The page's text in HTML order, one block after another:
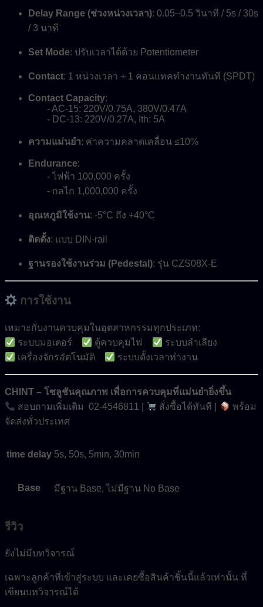
Delay Range (ช่วงหน่วงเวลา): 0.05–0.5 วินาที / 5s / 30s
/ 3 นาที
Set Mode: ปรับเวลาได้ด้วย Potentiometer
Contact: 1 หน่วงเวลา + 1 คอนแทคทำงานทันที (SPDT)
Contact Capacity:
- AC-15: 220V/0.75A, 380V/0.47A
- DC-13: 220V/0.27A, Ith: 5A
ความแม่นยำ: ค่าความคลาดเคลื่อน ≤10%
Endurance:
- ไฟฟ้า 100,000 ครั้ง
- กลไก 1,000,000 ครั้ง
อุณหภูมิใช้งาน: -5°C ถึง +40°C
ติดตั้ง: แบบ DIN-rail
ฐานรองใช้งานร่วม (Pedestal): รุ่น CZS08X-E
การใช้งาน
เหมาะกับงานควบคุมในอุตสาหกรรมทุกประเภท:
ระบบมอเตอร์
ตู้ควบคุมไฟ
ระบบลำเลียง
เครื่องจักรอัตโนมัติ
ระบบตั้งเวลาทำงาน
CHINT – โซลูชันคุณภาพ เพื่อการควบคุมที่แม่นยำยิ่งขึ้น
สอบถามเพิ่มเติม 02-4546811 |
สั่งซื้อได้ทันที |
พร้อม
จัดส่งทั่วประเทศ
time delay 5s, 50s, 5min, 30min
Base มีฐาน Base, ไม่มีฐาน No Base
รีวิว
ยังไม่มีบทวิจารณ์
เฉพาะลูกค้าที่เข้าสู่ระบบ และเคยซื้อสินค้าชิ้นนี้แล้วเท่านั้น ที่
เขียนบทวิจารณ์ได้